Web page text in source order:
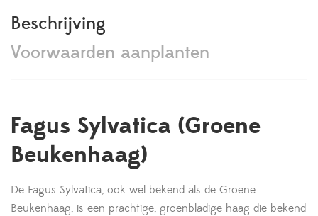
Beschrijving
Voorwaarden aanplanten
Fagus Sylvatica (Groene
Beukenhaag)
De Fagus Sylvatica, ook wel bekend als de Groene
Beukenhaag, is een prachtige, groenbladige haag die bekend